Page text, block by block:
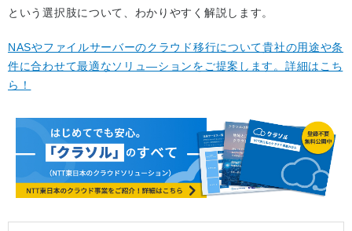
という選択肢について、わかりやすく解説します。
NASやファイルサーバーのクラウド移行について貴社の用途や条
件に合わせて最適なソリュ―ションをご提案します。詳細はこち
ら！